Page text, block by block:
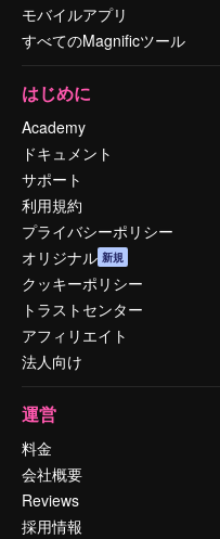
モバイルアプリ
すべてのMagnificツール
はじめに
Academy
ドキュメント
サポート
利用規約
プライバシーポリシー
オリジナル 新規
クッキーポリシー
トラストセンター
アフィリエイト
法人向け
運営
料金
会社概要
Reviews
採用情報